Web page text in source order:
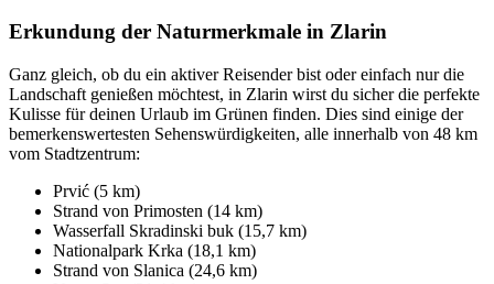
Erkundung der Naturmerkmale in Zlarin
Ganz gleich, ob du ein aktiver Reisender bist oder einfach nur die
Landschaft genießen möchtest, in Zlarin wirst du sicher die perfekte
Kulisse für deinen Urlaub im Grünen finden. Dies sind einige der
bemerkenswertesten Sehenswürdigkeiten, alle innerhalb von 48 km
vom Stadtzentrum:
Prvić (5 km)
Strand von Primosten (14 km)
Wasserfall Skradinski buk (15,7 km)
Nationalpark Krka (18,1 km)
Strand von Slanica (24,6 km)